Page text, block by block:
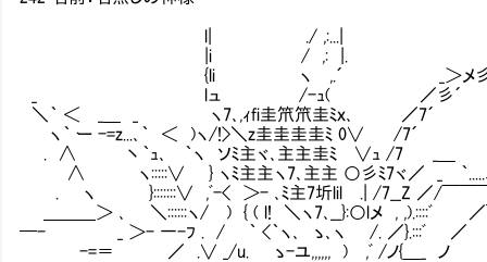
l| ./ ,:...|
|i / ,: |. ＞ｭ
{li ヽ ,.´ _＞メ彡
_ lュ /-ｭ( ／彡´
＼｀ ＜ _＿ _ ヽ7､,ｨfi圭笊笊圭ﾐｘ､ ／7´
ヽ｀ ー -=z...､｀ ＜ )ヽ/!>＼z圭圭圭圭ﾐ 0∨ /7´
. ∧ 丶｀ｭ､ ｀ヽ ソﾐ主ヾ､主主圭ﾐ ∨ｭ /7 _＿
∧ ヽ:::::∨ } ヽﾐ主主ヽ7､主主 ○彡ﾐ7ヾ／ _ ｀.....
. ヽ }:::::::∨ ,ﾞ-< ＞- ､ﾐ主7圻lil .| /7__Z ／/￣￣
＿＿＿＞ ､ ＼::::::ヽ/ ) { ( l! ＼ヽ7､__}:○lメ , ,).::::ﾞ ／
━- _ ＞- 一-ﾌ . / ｀ <｀ヽ､ ゝ､ヽ /. ／}.:::ﾞ ／
-=＝ ／ .∨ _/u. ゝ-ユ,,,,,, ) ,ﾞ /ノ{＿_ ノ 改め